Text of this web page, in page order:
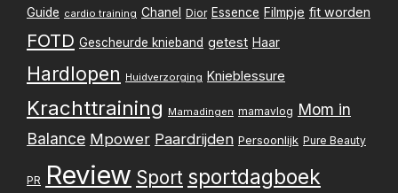
Guide cardio training Chanel Dior Essence Filmpje fit worden
FOTD Gescheurde knieband getest Haar
Hardlopen Huidverzorging Knieblessure
Krachttraining Mamadingen mamavlog Mom in
Balance Mpower Paardrijden Persoonlijk Pure Beauty
PR Review Sport sportdagboek